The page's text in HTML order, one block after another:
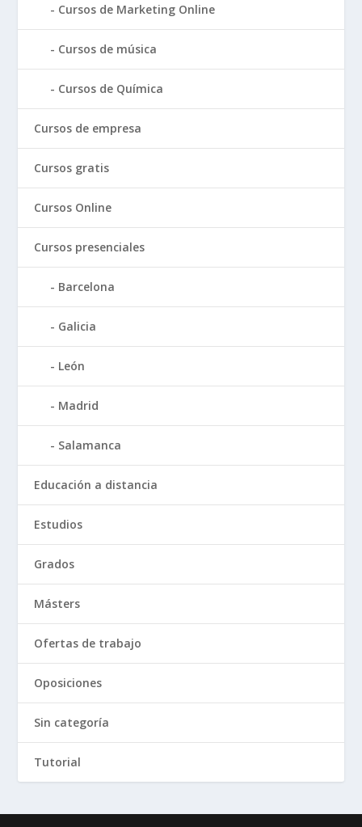
Cursos de Marketing Online
Cursos de música
Cursos de Química
Cursos de empresa
Cursos gratis
Cursos Online
Cursos presenciales
Barcelona
Galicia
León
Madrid
Salamanca
Educación a distancia
Estudios
Grados
Másters
Ofertas de trabajo
Oposiciones
Sin categoría
Tutorial